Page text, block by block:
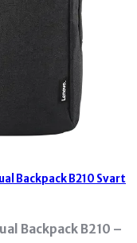
Backpack B210 Svart
Backpack B210 –